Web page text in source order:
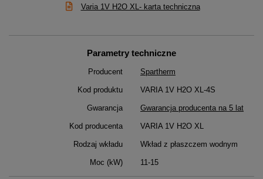
Varia 1V H2O XL- karta techniczna
Parametry techniczne
Producent Spartherm
Kod produktu VARIA 1V H2O XL-4S
Gwarancja Gwarancja producenta na 5 lat
Kod producenta VARIA 1V H2O XL
Rodzaj wkładu Wkład z płaszczem wodnym
Moc (kW) 11-15